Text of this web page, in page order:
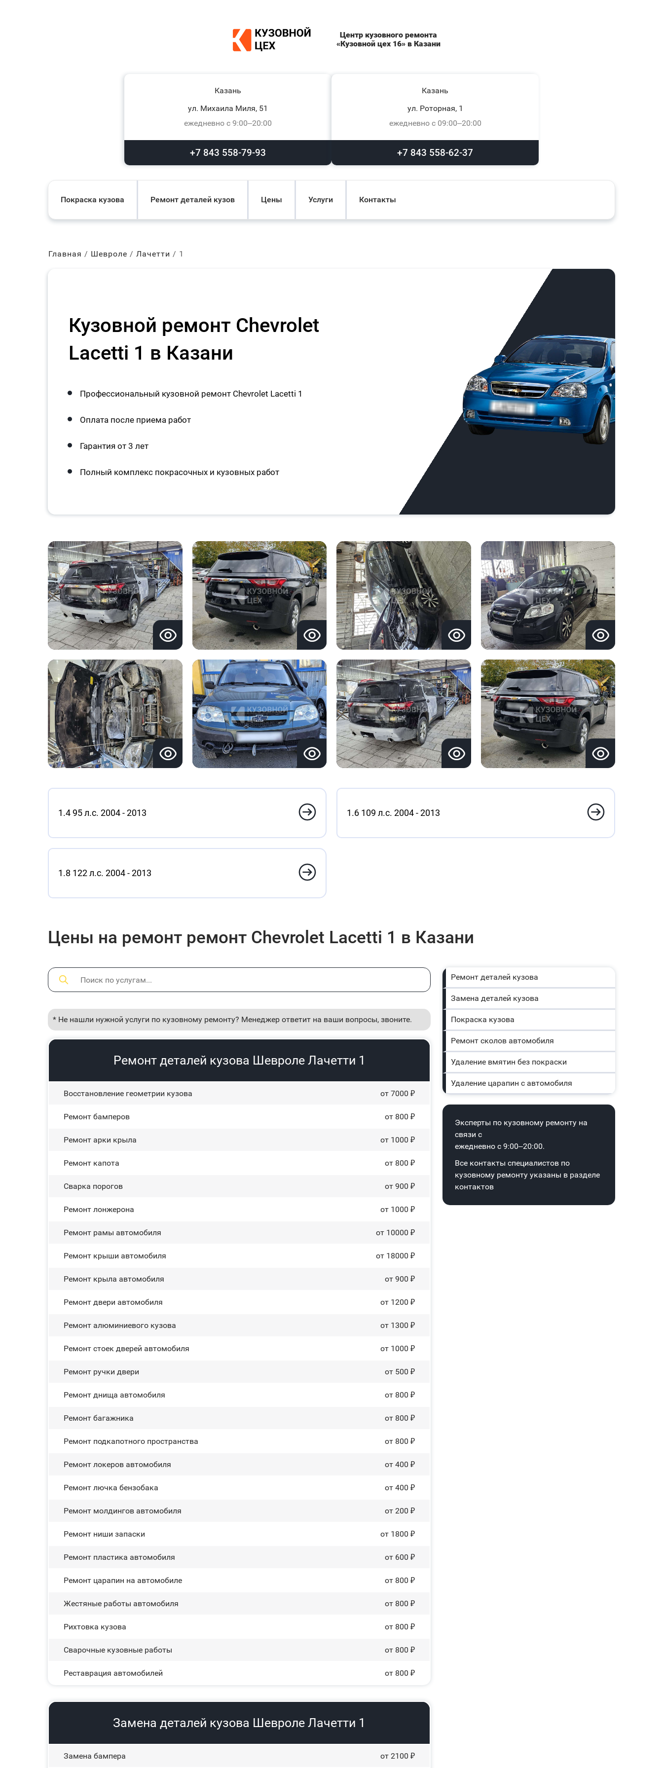
Центр кузовного ремонта
«Кузовной цех 16» в Казани
Казань
ул. Михаила Миля, 51
ежедневно с 9:00–20:00
+7 843 558-79-93
Казань
ул. Роторная, 1
ежедневно с 09:00–20:00
+7 843 558-62-37
Покраска кузова Ремонт деталей кузов Цены Услуги Контакты
Главная Шевроле Лачетти 1
Кузовной ремонт Chevrolet
Lacetti 1 в Казани
Профессиональный кузовной ремонт Chevrolet Lacetti 1
Оплата после приема работ
Гарантия от 3 лет
Полный комплекс покрасочных и кузовных работ
1.4 95 л.с. 2004 - 2013 1.6 109 л.с. 2004 - 2013
1.8 122 л.с. 2004 - 2013
Цены на ремонт ремонт Chevrolet Lacetti 1 в Казани
* Не нашли нужной услуги по кузовному ремонту? Менеджер ответит на ваши вопросы, звоните.
Ремонт деталей кузова Шевроле Лачетти 1
Восстановление геометрии кузова от 7000 ₽
Ремонт бамперов от 800 ₽
Ремонт арки крыла от 1000 ₽
Ремонт капота от 800 ₽
Сварка порогов от 900 ₽
Ремонт лонжерона от 1000 ₽
Ремонт рамы автомобиля от 10000 ₽
Ремонт крыши автомобиля от 18000 ₽
Ремонт крыла автомобиля от 900 ₽
Ремонт двери автомобиля от 1200 ₽
Ремонт алюминиевого кузова от 1300 ₽
Ремонт стоек дверей автомобиля от 1000 ₽
Ремонт ручки двери от 500 ₽
Ремонт днища автомобиля от 800 ₽
Ремонт багажника от 800 ₽
Ремонт подкапотного пространства от 800 ₽
Ремонт лoĸepoв автомобиля от 400 ₽
Ремонт лючка бензобака от 400 ₽
Ремонт молдингов автомобиля от 200 ₽
Ремонт ниши запаски от 1800 ₽
Ремонт пластика автомобиля от 600 ₽
Ремонт царапин на автомобиле от 800 ₽
Жестяные работы автомобиля от 800 ₽
Рихтовка кузова от 800 ₽
Сварочные кузовные работы от 800 ₽
Реставрация автомобилей от 800 ₽
Замена деталей кузова Шевроле Лачетти 1
Замена бампера от 2100 ₽
Ремонт деталей кузова
Замена деталей кузова
Покраска кузова
Ремонт сколов автомобиля
Удаление вмятин без покраски
Удаление царапин с автомобиля
Эксперты по кузовному ремонту на
связи с
ежедневно с 9:00–20:00.
Все контакты специалистов по
кузовному ремонту указаны в разделе
контактов